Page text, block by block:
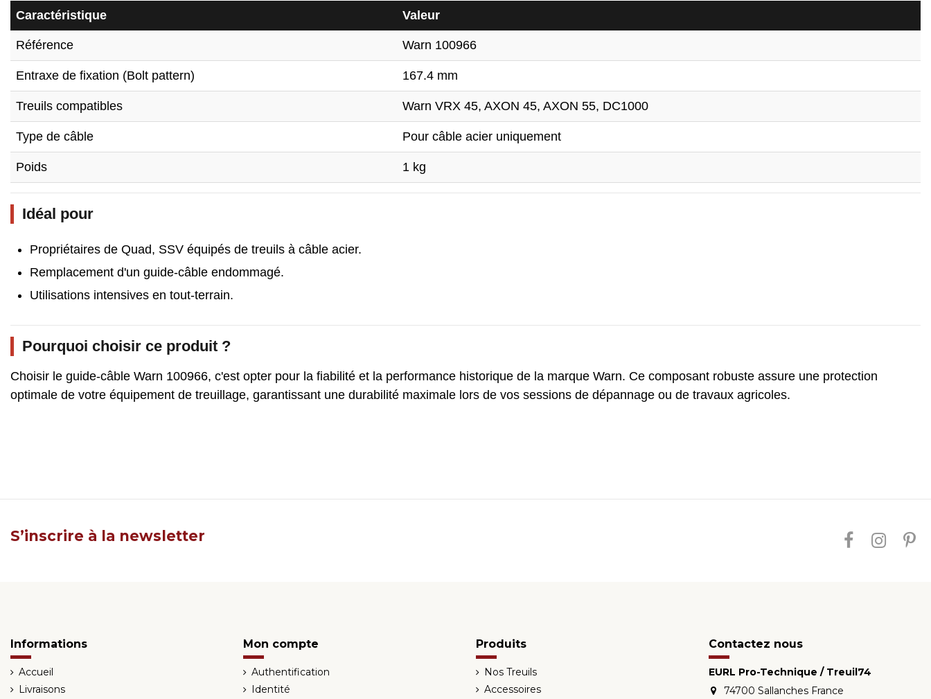
Caractéristique Valeur
Référence Warn 100966
Entraxe de fixation (Bolt pattern) 167.4 mm
Treuils compatibles Warn VRX 45, AXON 45, AXON 55, DC1000
Type de câble Pour câble acier uniquement
Poids 1 kg
Idéal pour
Propriétaires de Quad, SSV équipés de treuils à câble acier.
Remplacement d'un guide-câble endommagé.
Utilisations intensives en tout-terrain.
Pourquoi choisir ce produit ?
Choisir le guide-câble Warn 100966, c'est opter pour la fiabilité et la performance historique de la marque Warn. Ce composant robuste assure une protection
optimale de votre équipement de treuillage, garantissant une durabilité maximale lors de vos sessions de dépannage ou de travaux agricoles.
S’inscrire à la newsletter
Informations
Accueil
Livraisons
Mon compte
Authentification
Identité
Produits
Nos Treuils
Accessoires
Contactez nous
EURL Pro-Technique / Treuil74
74700 Sallanches France